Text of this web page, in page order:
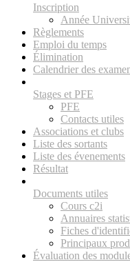
Inscription
Année
Règlements
Emploi du temps
Élimination
Calendrier des
Stages et PFE
PFE
Contacts utiles
Associations et clubs
Liste des sortants
Liste des évenements
Résultat
Documents utiles
Cours c2i
Annuaires
Fiches
Principaux
Évaluation des